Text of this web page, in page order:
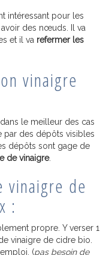
intéressant pour les
des nœuds. Il va
et il va refermer les
vinaigre
le meilleur des cas
par des dépôts visibles
dépôts sont gage de
de vinaigre.
vinaigre de
:
propre. Y verser 1
vinaigre de cidre bio.
(pas besoin de